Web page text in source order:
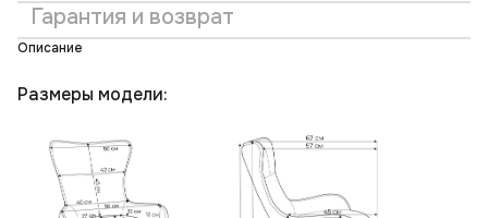
Гарантия и возврат
Описание
Размеры модели: